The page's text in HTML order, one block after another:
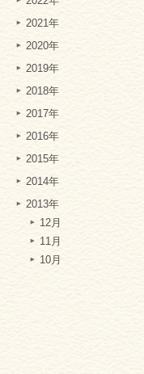
2021年
2020年
2019年
2018年
2017年
2016年
2015年
2014年
2013年
12月
11月
10月